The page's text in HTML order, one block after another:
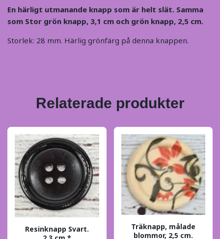
En härligt utmanande knapp som är helt slät. Samma
som Stor grön knapp, 3,1 cm och grön knapp, 2,5 cm.
Storlek: 28 mm. Härlig grönfärg på denna knappen.
Relaterade produkter
Resinknapp Svart.
Träknapp, målade
blommor, 2,5 cm.